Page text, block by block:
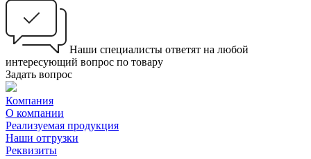
Наши специалисты ответят на любой
интересующий вопрос по товару
Задать вопрос
Компания
О компании
Реализуемая продукция
Наши отгрузки
Реквизиты